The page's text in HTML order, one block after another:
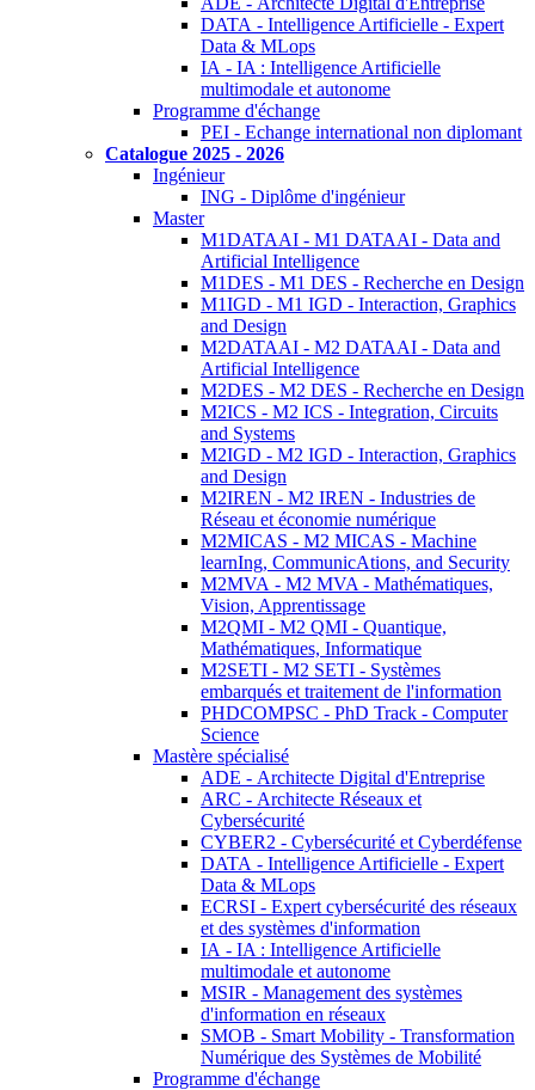
DATA - Intelligence Artificielle - Expert
Data & MLops
IA - IA : Intelligence Artificielle
multimodale et autonome
Programme d'échange
PEI - Echange international non diplomant
Catalogue 2025 - 2026
Ingénieur
ING - Diplôme d'ingénieur
Master
M1DATAAI - M1 DATAAI - Data and
Artificial Intelligence
M1DES - M1 DES - Recherche en Design
M1IGD - M1 IGD - Interaction, Graphics
and Design
M2DATAAI - M2 DATAAI - Data and
Artificial Intelligence
M2DES - M2 DES - Recherche en Design
M2ICS - M2 ICS - Integration, Circuits
and Systems
M2IGD - M2 IGD - Interaction, Graphics
and Design
M2IREN - M2 IREN - Industries de
Réseau et économie numérique
M2MICAS - M2 MICAS - Machine
learnIng, CommunicAtions, and Security
M2MVA - M2 MVA - Mathématiques,
Vision, Apprentissage
M2QMI - M2 QMI - Quantique,
Mathématiques, Informatique
M2SETI - M2 SETI - Systèmes
embarqués et traitement de l'information
PHDCOMPSC - PhD Track - Computer
Science
Mastère spécialisé
ADE - Architecte Digital d'Entreprise
ARC - Architecte Réseaux et
Cybersécurité
CYBER2 - Cybersécurité et Cyberdéfense
DATA - Intelligence Artificielle - Expert
Data & MLops
ECRSI - Expert cybersécurité des réseaux
et des systèmes d'information
IA - IA : Intelligence Artificielle
multimodale et autonome
MSIR - Management des systèmes
d'information en réseaux
SMOB - Smart Mobility - Transformation
Numérique des Systèmes de Mobilité
Programme d'échange